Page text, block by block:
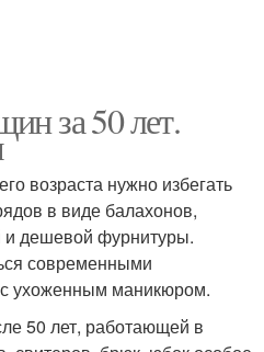
за 50 лет.
возраста нужно избегать
в виде балахонов,
и дешевой фурнитуры.
современными
с ухоженным маникюром.
50 лет, работающей в